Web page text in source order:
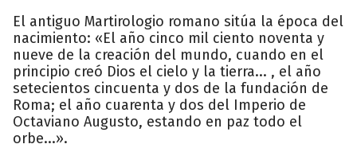
El antiguo Martirologio romano sitúa la época del
nacimiento: «El año cinco mil ciento noventa y
nueve de la creación del mundo, cuando en el
principio creó Dios el cielo y la tierra... , el año
setecientos cincuenta y dos de la fundación de
Roma; el año cuarenta y dos del Imperio de
Octaviano Augusto, estando en paz todo el
orbe...».